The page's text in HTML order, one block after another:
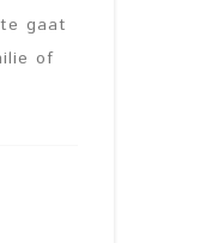
gaat
of